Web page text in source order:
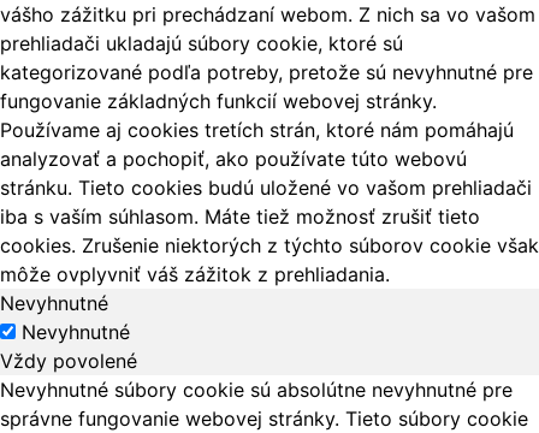
vášho zážitku pri prechádzaní webom. Z nich sa vo vašom
prehliadači ukladajú súbory cookie, ktoré sú
kategorizované podľa potreby, pretože sú nevyhnutné pre
fungovanie základných funkcií webovej stránky.
Používame aj cookies tretích strán, ktoré nám pomáhajú
analyzovať a pochopiť, ako používate túto webovú
stránku. Tieto cookies budú uložené vo vašom prehliadači
iba s vaším súhlasom. Máte tiež možnosť zrušiť tieto
cookies. Zrušenie niektorých z týchto súborov cookie však
môže ovplyvniť váš zážitok z prehliadania.
Nevyhnutné
Nevyhnutné
Vždy povolené
Nevyhnutné súbory cookie sú absolútne nevyhnutné pre
správne fungovanie webovej stránky. Tieto súbory cookie